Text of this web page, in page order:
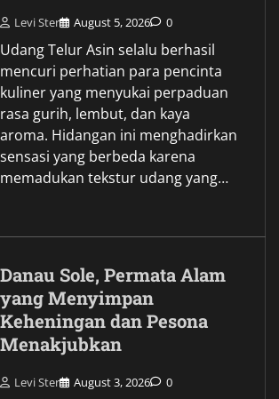
Levi Ster August 5, 2026 0
Udang Telur Asin selalu berhasil
mencuri perhatian para pencinta
kuliner yang menyukai perpaduan
rasa gurih, lembut, dan kaya
aroma. Hidangan ini menghadirkan
sensasi yang berbeda karena
memadukan tekstur udang yang…
Danau Sole, Permata Alam
yang Menyimpan
Keheningan dan Pesona
Menakjubkan
Levi Ster August 3, 2026 0